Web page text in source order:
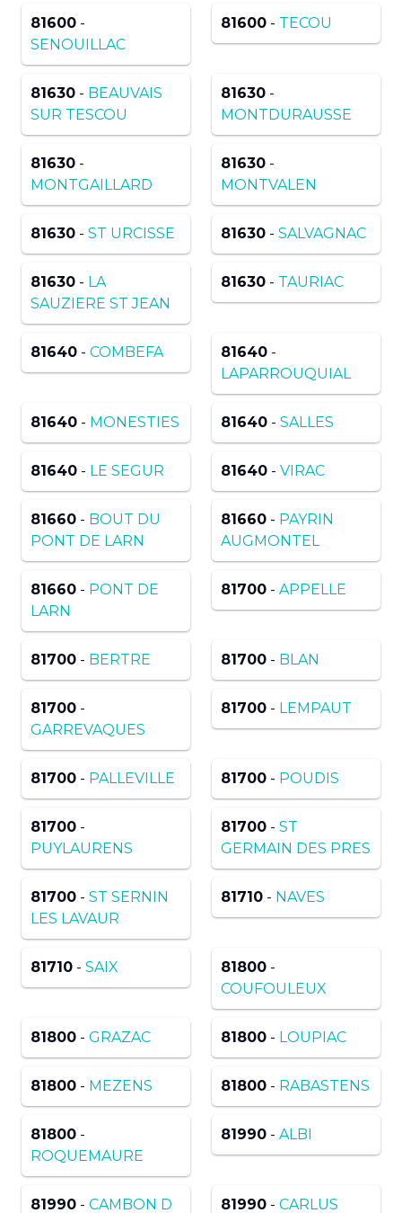
81600 -
SENOUILLAC
81600 - TECOU
81630 - BEAUVAIS
SUR TESCOU
81630 -
MONTDURAUSSE
81630 -
MONTGAILLARD
81630 -
MONTVALEN
81630 - ST URCISSE 81630 - SALVAGNAC
81630 - LA
SAUZIERE ST JEAN
81630 - TAURIAC
81640 - COMBEFA 81640 -
LAPARROUQUIAL
81640 - MONESTIES 81640 - SALLES
81640 - LE SEGUR 81640 - VIRAC
81660 - BOUT DU
PONT DE LARN
81660 - PAYRIN
AUGMONTEL
81660 - PONT DE
LARN
81700 - APPELLE
81700 - BERTRE 81700 - BLAN
81700 -
GARREVAQUES
81700 - LEMPAUT
81700 - PALLEVILLE 81700 - POUDIS
81700 -
PUYLAURENS
81700 - ST
GERMAIN DES PRES
81700 - ST SERNIN
LES LAVAUR
81710 - NAVES
81710 - SAIX 81800 -
COUFOULEUX
81800 - GRAZAC 81800 - LOUPIAC
81800 - MEZENS 81800 - RABASTENS
81800 -
ROQUEMAURE
81990 - ALBI
81990 - CAMBON D 81990 - CARLUS